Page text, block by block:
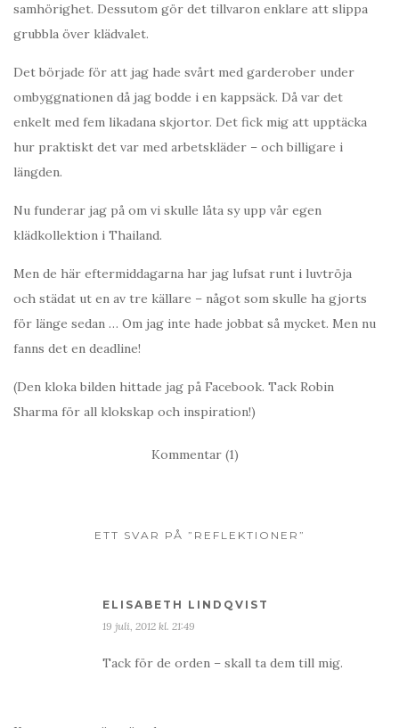
samhörighet. Dessutom gör det tillvaron enklare att slippa
grubbla över klädvalet.
Det började för att jag hade svårt med garderober under
ombyggnationen då jag bodde i en kappsäck. Då var det
enkelt med fem likadana skjortor. Det fick mig att upptäcka
hur praktiskt det var med arbetskläder – och billigare i
längden.
Nu funderar jag på om vi skulle låta sy upp vår egen
klädkollektion i Thailand.
Men de här eftermiddagarna har jag lufsat runt i luvtröja
och städat ut en av tre källare – något som skulle ha gjorts
för länge sedan … Om jag inte hade jobbat så mycket. Men nu
fanns det en deadline!
(Den kloka bilden hittade jag på Facebook. Tack Robin
Sharma för all klokskap och inspiration!)
Kommentar (1)
ETT SVAR PÅ ”REFLEKTIONER”
ELISABETH LINDQVIST
19 juli, 2012 kl. 21:49
Tack för de orden – skall ta dem till mig.